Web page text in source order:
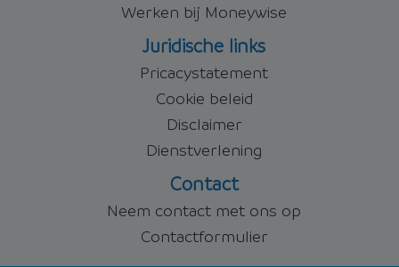
Werken bij Moneywise
Juridische links
Pricacystatement
Cookie beleid
Disclaimer
Dienstverlening
Contact
Neem contact met ons op
Contactformulier